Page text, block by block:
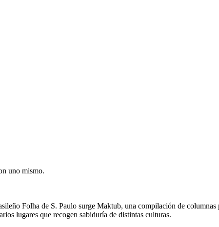
uno mismo.
Folha de S. Paulo surge Maktub, una compilación de
lugares que recogen sabiduría de distintas culturas.